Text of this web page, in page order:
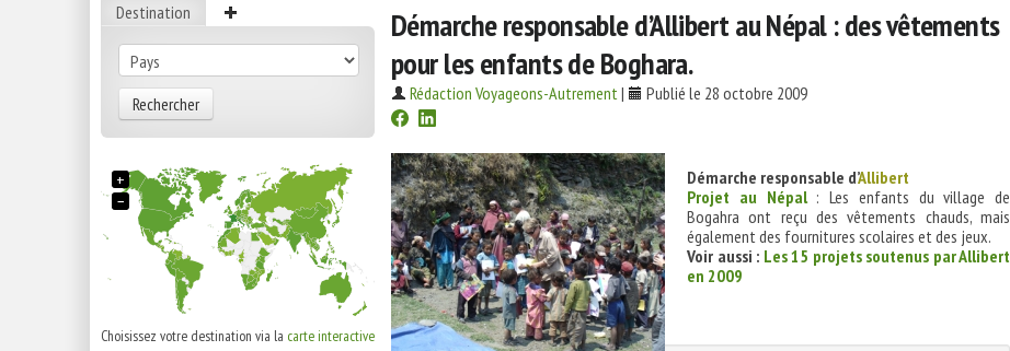
Destination
Rechercher
+
−
Choisissez votre destination via la carte interactive
Démarche responsable d’Allibert au Népal : des vêtements
pour les enfants de Boghara.
Rédaction Voyageons-Autrement| Publié le 28 octobre 2009
Démarche responsable d’Allibert
Projet au Népal: Les enfants du village de
Bogahra ont reçu des vêtements chauds, mais
également des fournitures scolaires et des jeux.
Voir aussi : Les 15 projets soutenus par Allibert
en 2009